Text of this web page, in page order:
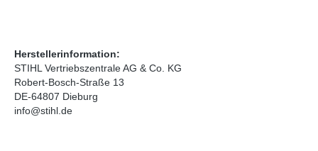
Herstellerinformation:
STIHL Vertriebszentrale AG & Co. KG
Robert-Bosch-Straße 13
DE-64807 Dieburg
info@stihl.de